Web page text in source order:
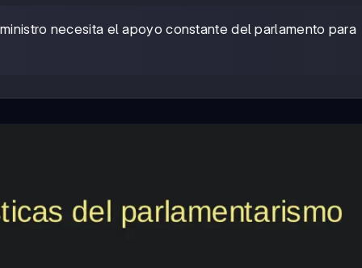
necesita el apoyo constante del parlamento para